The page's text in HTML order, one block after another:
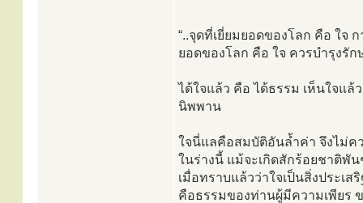
“..จุดที่เยี่ยมยอดของโลก คือ ใจ
ยอดของโลก คือ ใจ ควรบำรุงรัก
ได้ใจแล้ว คือ ได้ธรรม เห็นใจแ
นิพพาน
ใจนี่แลคือสมบัติอันล้ำค่า จึงไม่ค
ในร่างนี้ แม้จะเกิดสักร้อยชาติพั
เมื่อทราบแล้วว่าใจเป็นสิ่งประเ
คือธรรมของท่านผู้มีความเพียร